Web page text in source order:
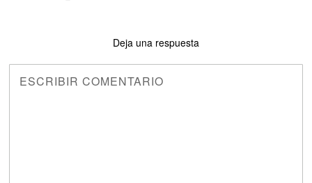
Deja una respuesta